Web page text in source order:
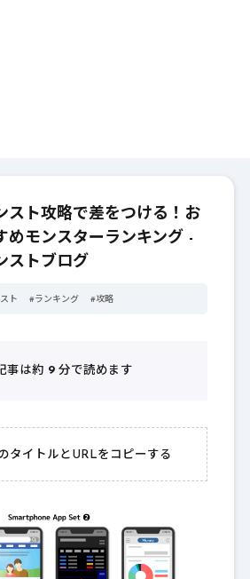
スト攻略で差をつける！お
めモンスターランキング -
ストブログ
ト #ランキング #攻略
事は約 9 分で読めます
タイトルとURLをコピーする